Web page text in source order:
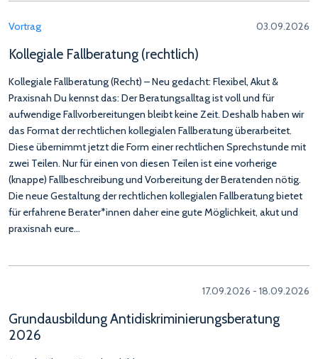
Vortrag 03.09.2026
Kollegiale Fallberatung (rechtlich)
Kollegiale Fallberatung (Recht) – Neu gedacht: Flexibel, Akut &
Praxisnah Du kennst das: Der Beratungsalltag ist voll und für
aufwendige Fallvorbereitungen bleibt keine Zeit. Deshalb haben wir
das Format der rechtlichen kollegialen Fallberatung überarbeitet.
Diese übernimmt jetzt die Form einer rechtlichen Sprechstunde mit
zwei Teilen. Nur für einen von diesen Teilen ist eine vorherige
(knappe) Fallbeschreibung und Vorbereitung der Beratenden nötig.
Die neue Gestaltung der rechtlichen kollegialen Fallberatung bietet
für erfahrene Berater*innen daher eine gute Möglichkeit, akut und
praxisnah eure…
17.09.2026 - 18.09.2026
Grundausbildung Antidiskriminierungsberatung
2026